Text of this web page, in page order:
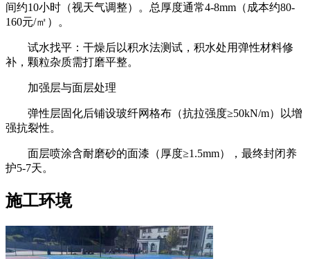
间约10小时（视天气调整）。总厚度通常4-8mm（成本约80-
160元/㎡）。
试水找平：干燥后以积水法测试，积水处用弹性材料修
补，颗粒杂质需打磨平整。
加强层与面层处理
弹性层固化后铺设玻纤网格布（抗拉强度≥50kN/m）以增
强抗裂性。
面层喷涂含耐磨砂的面漆（厚度≥1.5mm），最终封闭养
护5-7天。
施工环境